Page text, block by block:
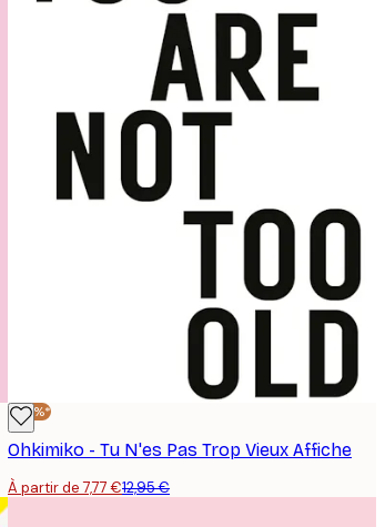
-40%*
Ohkimiko - Tu N'es Pas Trop Vieux Affiche
À partir de 7,77 €12,95 €